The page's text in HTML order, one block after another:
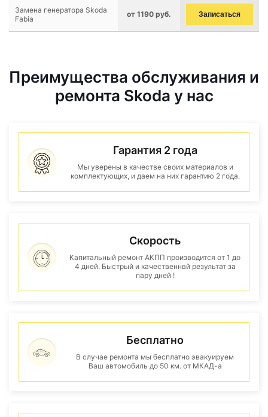
Замена генератора Skoda
Fabia
от 1190 руб. Записаться
Преимущества обслуживания и
ремонта Skoda у нас
Гарантия 2 года
Мы уверены в качестве своих материалов и
комплектующих, и даем на них гарантию 2 года.
Скорость
Капитальный ремонт АКПП производится от 1 до
4 дней. Быстрый и качественнвй результат за
пару дней !
Бесплатно
В случае ремонта мы бесплатно эвакуируем
Ваш автомобиль до 50 км. от МКАД-а